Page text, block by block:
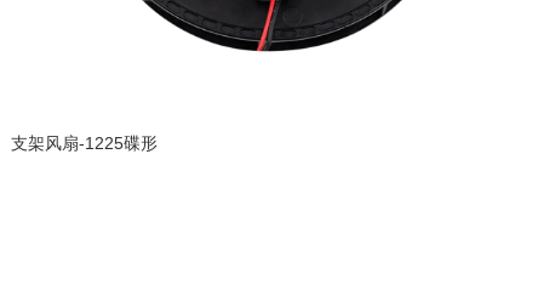
支架风扇-1225碟形